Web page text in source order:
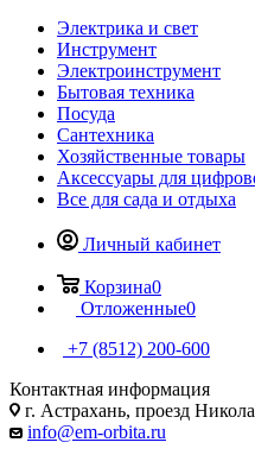
Электрика и свет
Инструмент
Электроинструмент
Бытовая техника
Посуда
Сантехника
Хозяйственные товары
Аксессуары для
Все для сада и отдыха
Личный кабинет
Корзина0
Отложенные0
+7 (8512) 200-600
Контактная информация
г. Астрахань, проезд
info@em-orbita.ru